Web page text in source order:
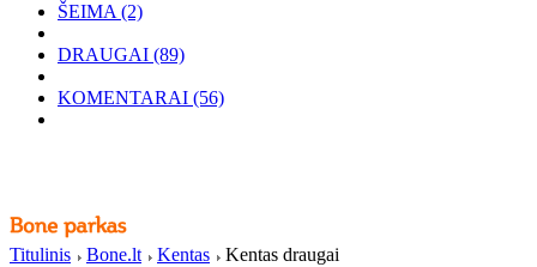
ŠEIMA (2)
DRAUGAI (89)
KOMENTARAI (56)
Titulinis Bone.lt Kentas Kentas draugai